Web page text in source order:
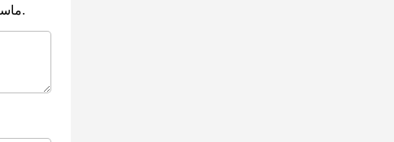
ماسكوس. نقرأ آراءك، ونرد عليها، بناء على طلبكم في أسرع وقت ممكن.